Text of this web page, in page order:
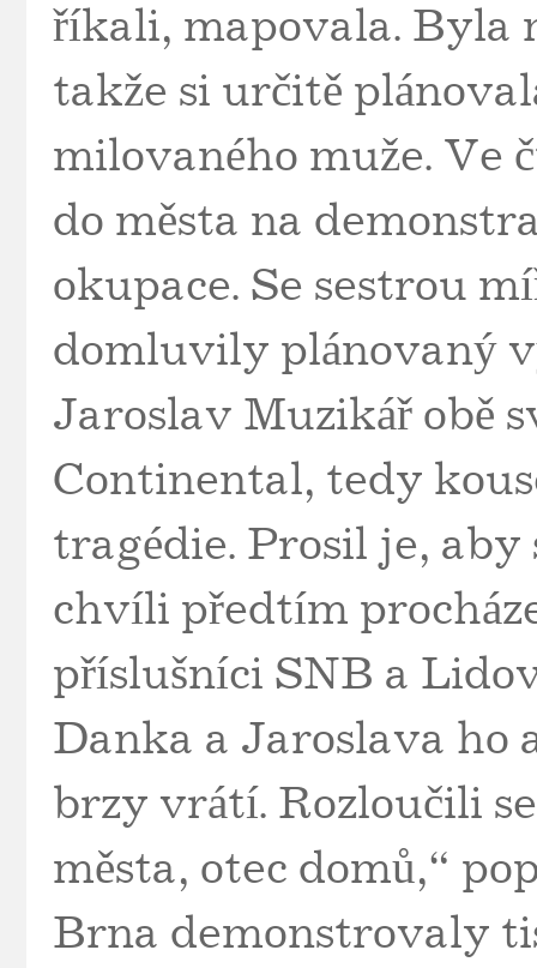
říkali, mapovala. Byla
takže si určitě
milovaného muže. Ve
do města na
okupace. Se sestrou
domluvily plánovaný
Jaroslav Muzikář obě
Continental, tedy
tragédie. Prosil je,
chvíli předtím
příslušníci SNB a
Danka a Jaroslava ho
brzy vrátí. Rozloučili
města, otec domů,“
Brna demonstrovaly